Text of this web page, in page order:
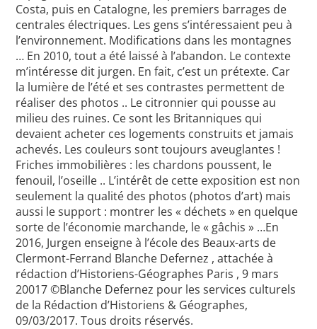
Costa, puis en Catalogne, les premiers barrages de
centrales électriques. Les gens s’intéressaient peu à
l’environnement. Modifications dans les montagnes
… En 2010, tout a été laissé à l’abandon. Le contexte
m’intéresse dit jurgen. En fait, c’est un prétexte. Car
la lumière de l’été et ses contrastes permettent de
réaliser des photos .. Le citronnier qui pousse au
milieu des ruines. Ce sont les Britanniques qui
devaient acheter ces logements construits et jamais
achevés. Les couleurs sont toujours aveuglantes !
Friches immobilières : les chardons poussent, le
fenouil, l’oseille .. L’intérêt de cette exposition est non
seulement la qualité des photos (photos d’art) mais
aussi le support : montrer les « déchets » en quelque
sorte de l’économie marchande, le « gâchis » …En
2016, Jurgen enseigne à l’école des Beaux-arts de
Clermont-Ferrand Blanche Defernez , attachée à
rédaction d’Historiens-Géographes Paris , 9 mars
20017 ©Blanche Defernez pour les services culturels
de la Rédaction d’Historiens & Géographes,
09/03/2017. Tous droits réservés.